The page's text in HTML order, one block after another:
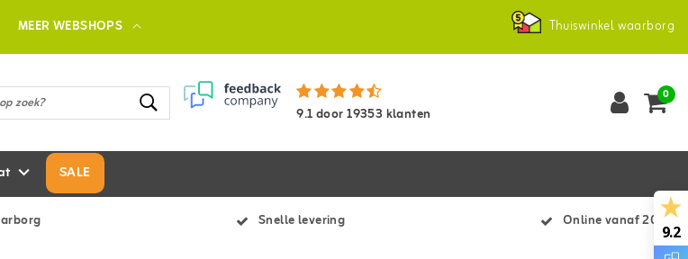
MEER WEBSHOPS Thuiswinkel waarborg
9.1door19353 klanten
0
SALE
Snelle levering Online vanaf 2007
9.2